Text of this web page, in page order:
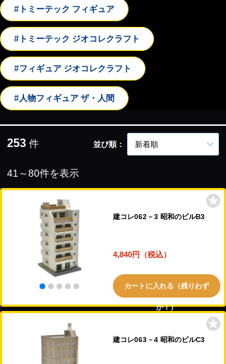
#トミーテック フィギュア
#トミーテック ジオコレクラフト
#フィギュア ジオコレクラフト
#人物フィギュア ザ・人間
253 件
41～80件を表示
並び順： 新着順
建コレ062－3 昭和のビルB3
4,840円（税込）
カートに入れる（残りわず
か！）
建コレ063－4 昭和のビルC3